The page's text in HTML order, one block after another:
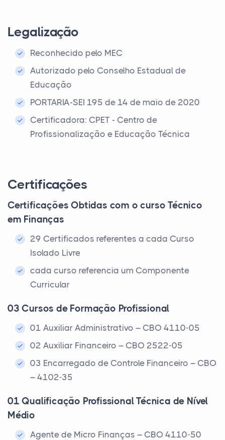
Legalização
Reconhecido pelo MEC
Autorizado pelo Conselho Estadual de
Educação
PORTARIA-SEI 195 de 14 de maio de 2020
Certificadora: CPET - Centro de
Profissionalização e Educação Técnica
Certificações
Certificações Obtidas com o curso Técnico
em Finanças
29 Certificados referentes a cada Curso
Isolado Livre
cada curso referencia um Componente
Curricular
03 Cursos de Formação Profissional
01 Auxiliar Administrativo – CBO 4110-05
02 Auxiliar Financeiro – CBO 2522-05
03 Encarregado de Controle Financeiro – CBO
– 4102-35
01 Qualificação Profissional Técnica de Nível
Médio
Agente de Micro Finanças – CBO 4110-50